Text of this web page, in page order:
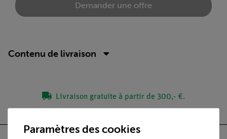
Demander une offre
Contenu de livraison
Livraison gratuite à partir de 300,- €.
Paramètres des cookies